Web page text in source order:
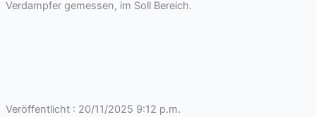
Verdampfer gemessen, im Soll Bereich.
Veröffentlicht : 20/11/2025 9:12 p.m.